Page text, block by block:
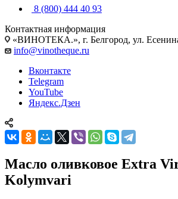
8 (800) 444 40 93
Контактная информация
«ВИНОТЕКА.», г. Белгород, ул.
info@vinotheque.ru
Вконтакте
Telegram
YouTube
Яндекс.Дзен
Масло оливковое Extra
Kolymvari